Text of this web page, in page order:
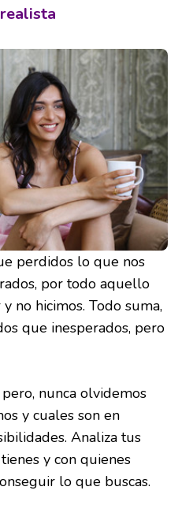
perdidos lo que nos
por todo aquello
no hicimos. Todo suma,
que inesperados, pero
nunca olvidemos
y cuales son en
Analiza tus
y con quienes
lo que buscas.